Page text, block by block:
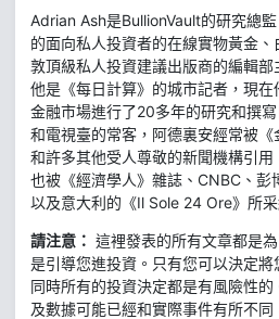
Adrian Ash是BullionVault的研究總
的面向私人投資者的在線實物黃金
敦頂級私人投資建議出版商的編輯
他是《每日計算》的城市記者，現
金融市場進行了20多年的研究和撰
和電視臺的常客，阿德裏安經常被《
和許多其他受人尊敬的新聞機構引
也被《經濟學人》雜誌、CNBC、彭
以及意大利的《Il Sole 24 Ore》所采
請注意： 這裡發表的所有文章都是
是引導您進投資。只有您可以決定將
同時所有的投資決定都是有風險性
及數據可能已經和實際事件有所不